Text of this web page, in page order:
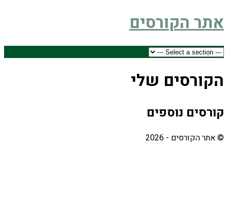
אתר הקורסים
הקורסים שלי
קורסים נוספים
© אתר הקורסים - 2026